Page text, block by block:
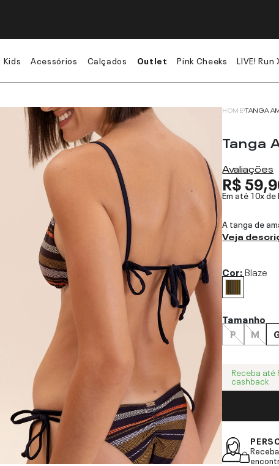
Kids Acessórios Calçados Outlet Pink Cheeks LIVE! Run
HOME TANGA
Tanga
Avaliações
R$
Em até 10x de
A tanga de
Veja
Cor:Blaze
Tamanho
P
M
Receba até
cashback